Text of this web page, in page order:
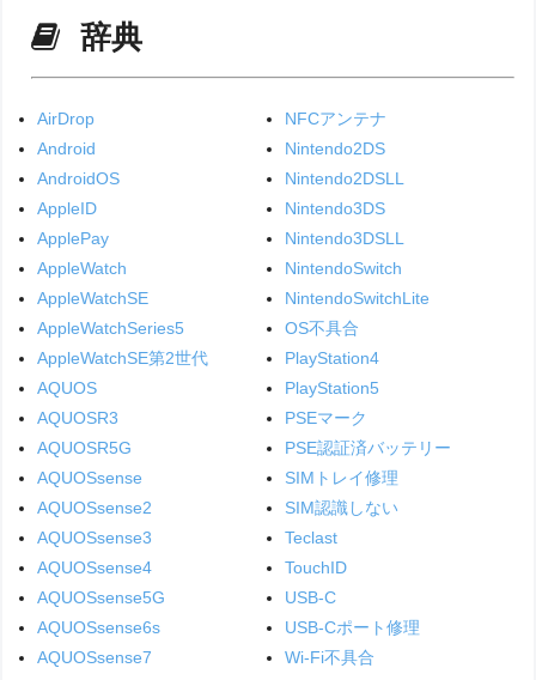
辞典
AirDrop
Android
AndroidOS
AppleID
ApplePay
AppleWatch
AppleWatchSE
AppleWatchSeries5
AppleWatchSE第2世代
AQUOS
AQUOSR3
AQUOSR5G
AQUOSsense
AQUOSsense2
AQUOSsense3
AQUOSsense4
AQUOSsense5G
AQUOSsense6s
AQUOSsense7
NFCアンテナ
Nintendo2DS
Nintendo2DSLL
Nintendo3DS
Nintendo3DSLL
NintendoSwitch
NintendoSwitchLite
OS不具合
PlayStation4
PlayStation5
PSEマーク
PSE認証済バッテリー
SIMトレイ修理
SIM認識しない
Teclast
TouchID
USB-C
USB-Cポート修理
Wi-Fi不具合